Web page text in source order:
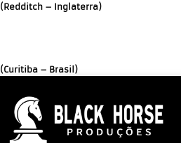
– Inglaterra)
– Brasil)